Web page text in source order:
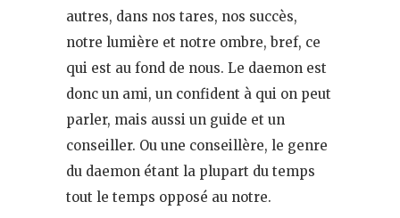
autres, dans nos tares, nos succès,
notre lumière et notre ombre, bref, ce
qui est au fond de nous. Le daemon est
donc un ami, un confident à qui on peut
parler, mais aussi un guide et un
conseiller. Ou une conseillère, le genre
du daemon étant la plupart du temps
tout le temps opposé au notre.